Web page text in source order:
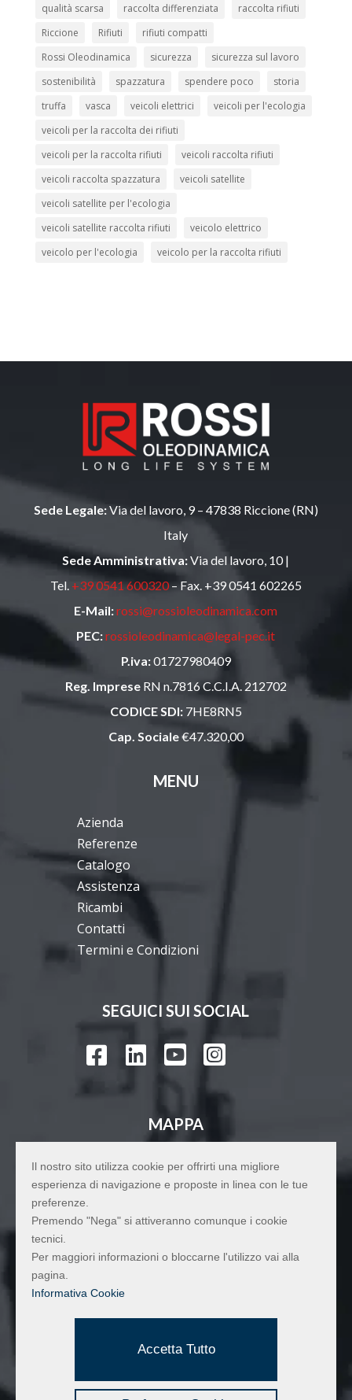
qualità scarsa
raccolta differenziata
raccolta rifiuti
Riccione
Rifiuti
rifiuti compatti
Rossi Oleodinamica
sicurezza
sicurezza sul lavoro
sostenibilità
spazzatura spendere poco
storia
truffa
vasca veicoli elettrici
veicoli per l'ecologia
veicoli per la raccolta dei rifiuti
veicoli per la raccolta rifiuti
veicoli raccolta rifiuti
veicoli raccolta spazzatura
veicoli satellite
veicoli satellite per l'ecologia
veicoli satellite raccolta rifiuti
veicolo elettrico
veicolo per l'ecologia
veicolo per la raccolta rifiuti
Sede Legale:Via del lavoro, 9 – 47838 Riccione (RN)
Italy
Sede Amministrativa:Via del lavoro, 10 |
Tel. +39 0541 600320– Fax. +39 0541 602265
E-Mail:rossi@rossioleodinamica.com
PEC:rossioleodinamica@legal-pec.it
P.iva:01727980409
Reg. ImpreseRN n.7816 C.C.I.A. 212702
CODICE SDI: 7HE8RN5
Cap. Sociale€47.320,00
MENU
Azienda
Referenze
Catalogo
Assistenza
Ricambi
Contatti
Termini e Condizioni
SEGUICI SUI SOCIAL
   
MAPPA
Il nostro sito utilizza cookie per offrirti una migliore
esperienza di navigazione e proposte in linea con le tue
preferenze.
Premendo "Nega" si attiveranno comunque i cookie
tecnici.
Per maggiori informazioni o bloccarne l'utilizzo vai alla
pagina.
Informativa Cookie
Accetta Tutto